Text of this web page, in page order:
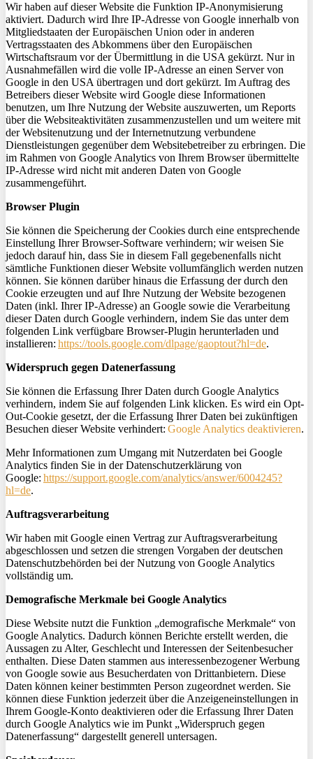
Wir haben auf dieser Website die Funktion IP-Anonymisierung
aktiviert. Dadurch wird Ihre IP-Adresse von Google innerhalb von
Mitgliedstaaten der Europäischen Union oder in anderen
Vertragsstaaten des Abkommens über den Europäischen
Wirtschaftsraum vor der Übermittlung in die USA gekürzt. Nur in
Ausnahmefällen wird die volle IP-Adresse an einen Server von
Google in den USA übertragen und dort gekürzt. Im Auftrag des
Betreibers dieser Website wird Google diese Informationen
benutzen, um Ihre Nutzung der Website auszuwerten, um Reports
über die Websiteaktivitäten zusammenzustellen und um weitere mit
der Websitenutzung und der Internetnutzung verbundene
Dienstleistungen gegenüber dem Websitebetreiber zu erbringen. Die
im Rahmen von Google Analytics von Ihrem Browser übermittelte
IP-Adresse wird nicht mit anderen Daten von Google
zusammengeführt.
Browser Plugin
Sie können die Speicherung der Cookies durch eine entsprechende
Einstellung Ihrer Browser-Software verhindern; wir weisen Sie
jedoch darauf hin, dass Sie in diesem Fall gegebenenfalls nicht
sämtliche Funktionen dieser Website vollumfänglich werden nutzen
können. Sie können darüber hinaus die Erfassung der durch den
Cookie erzeugten und auf Ihre Nutzung der Website bezogenen
Daten (inkl. Ihrer IP-Adresse) an Google sowie die Verarbeitung
dieser Daten durch Google verhindern, indem Sie das unter dem
folgenden Link verfügbare Browser-Plugin herunterladen und
installieren: https://tools.google.com/dlpage/gaoptout?hl=de.
Widerspruch gegen Datenerfassung
Sie können die Erfassung Ihrer Daten durch Google Analytics
verhindern, indem Sie auf folgenden Link klicken. Es wird ein Opt-
Out-Cookie gesetzt, der die Erfassung Ihrer Daten bei zukünftigen
Besuchen dieser Website verhindert: Google Analytics deaktivieren.
Mehr Informationen zum Umgang mit Nutzerdaten bei Google
Analytics finden Sie in der Datenschutzerklärung von
Google: https://support.google.com/analytics/answer/6004245?
hl=de.
Auftragsverarbeitung
Wir haben mit Google einen Vertrag zur Auftragsverarbeitung
abgeschlossen und setzen die strengen Vorgaben der deutschen
Datenschutzbehörden bei der Nutzung von Google Analytics
vollständig um.
Demografische Merkmale bei Google Analytics
Diese Website nutzt die Funktion „demografische Merkmale“ von
Google Analytics. Dadurch können Berichte erstellt werden, die
Aussagen zu Alter, Geschlecht und Interessen der Seitenbesucher
enthalten. Diese Daten stammen aus interessenbezogener Werbung
von Google sowie aus Besucherdaten von Drittanbietern. Diese
Daten können keiner bestimmten Person zugeordnet werden. Sie
können diese Funktion jederzeit über die Anzeigeneinstellungen in
Ihrem Google-Konto deaktivieren oder die Erfassung Ihrer Daten
durch Google Analytics wie im Punkt „Widerspruch gegen
Datenerfassung“ dargestellt generell untersagen.